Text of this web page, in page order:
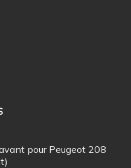
pour Peugeot 208